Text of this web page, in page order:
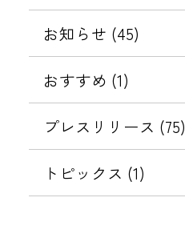
1
日
水
か
予
受
お知らせ (45)
おすすめ (1)
プレスリリース (75)
トピックス (1)